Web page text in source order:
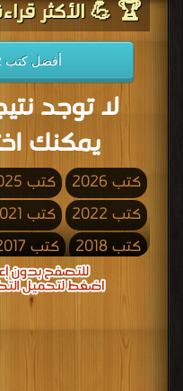
🏆 💪 الأكثر قراءة
أفضل كتب 1902 في كل المكتبة
لا توجد
يمكنك
كتب 2026 كتب 2025
كتب 2022
كتب 2021
كتب 2018
كتب 2017
كتب 2013
كتب 2009
كتب 2006
كتب 2005